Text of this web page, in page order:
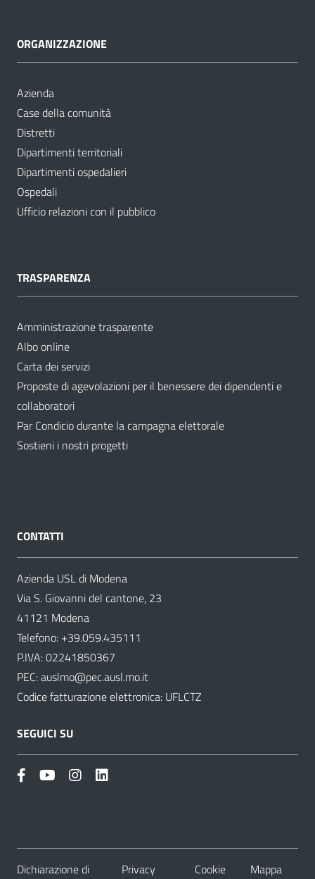
ORGANIZZAZIONE
Azienda
Case della comunità
Distretti
Dipartimenti territoriali
Dipartimenti ospedalieri
Ospedali
Ufficio relazioni con il pubblico
TRASPARENZA
Amministrazione trasparente
Albo online
Carta dei servizi
Proposte di agevolazioni per il benessere dei dipendenti e
collaboratori
Par Condicio durante la campagna elettorale
Sostieni i nostri progetti
CONTATTI
Azienda USL di Modena
Via S. Giovanni del cantone, 23
41121 Modena
Telefono: +39.059.435111
P.IVA: 02241850367
PEC:auslmo@pec.ausl.mo.it
Codice fatturazione elettronica: UFLCTZ
SEGUICI SU
Dichiarazione di Privacy Cookie Mappa